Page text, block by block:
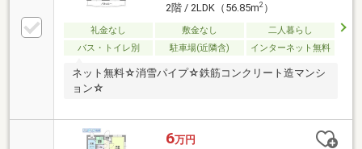
2階 / 2LDK（56.85m2）
礼金なし 敷金なし
二人暮らし
バス・トイレ別
駐車場(近隣含) インターネット無料
ネット無料☆消雪パイプ☆鉄筋コンクリート造マンシ
ョン☆
6万円